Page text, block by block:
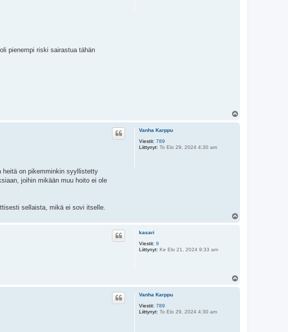
pienempi riski sairastua tähän
Vanha Karppu
Viestit: 789
Liittynyt: To Elo 29, 2024 4:30 am
heitä on pikemminkin syyllistetty
joihin mikään muu hoito ei ole
sellaista, mikä ei sovi itselle.
kasari
Viestit: 9
Liittynyt: Ke Elo 21, 2024 9:33 am
Vanha Karppu
Viestit: 789
Liittynyt: To Elo 29, 2024 4:30 am